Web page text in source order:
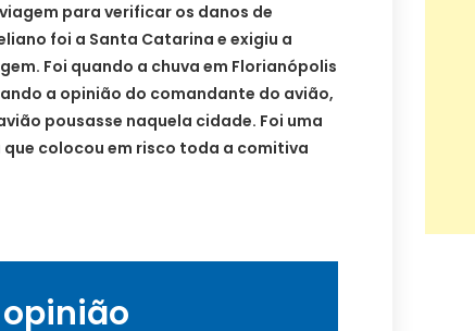
para verificar os danos de
foi a Santa Catarina e exigiu a
Foi quando a chuva em Florianópolis
a opinião do comandante do avião,
pousasse naquela cidade. Foi uma
colocou em risco toda a comitiva